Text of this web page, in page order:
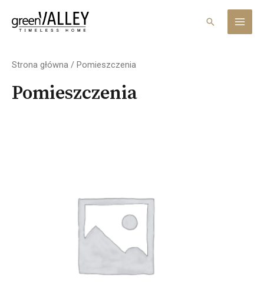
content
Search
Strona główna / Pomieszczenia
Pomieszczenia